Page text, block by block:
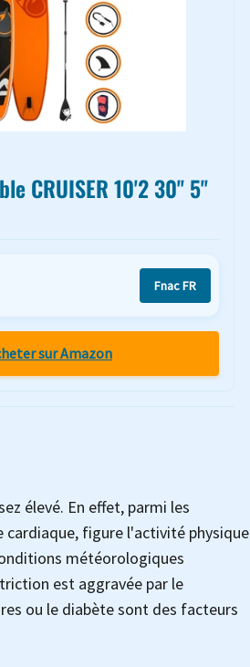
CRUISER 10'2 30'' 5''
Fnac FR
sur Amazon
élevé. En effet, parmi les
cardiaque, figure l'activité physique
météorologiques
est aggravée par le
ou le diabète sont des facteurs